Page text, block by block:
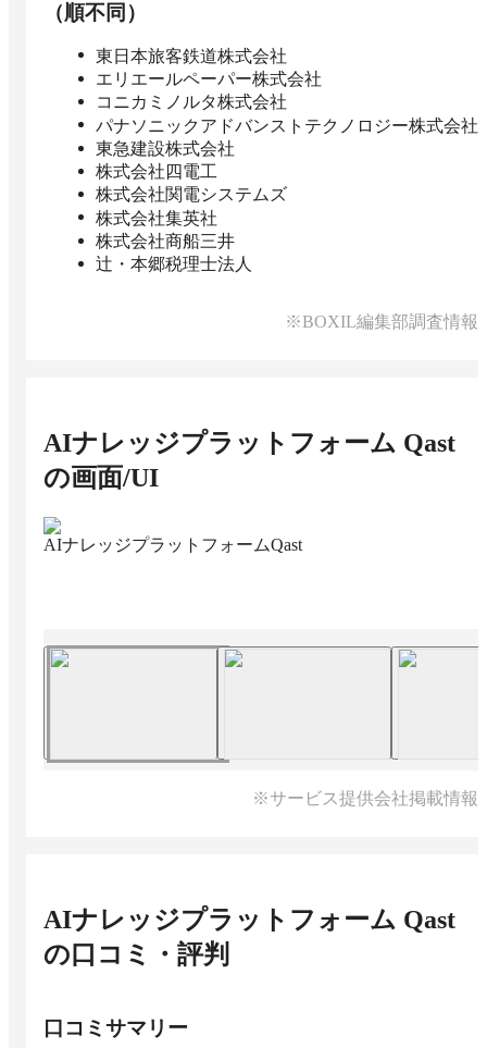
（順不同）
東日本旅客鉄道株式会社
エリエールペーパー株式会社
コニカミノルタ株式会社
パナソニックアドバンストテクノロジー株式会社
東急建設株式会社
株式会社四電工
株式会社関電システムズ
株式会社集英社
株式会社商船三井
辻・本郷税理士法人
※BOXIL編集部調査情報
AIナレッジプラットフォーム Qast
の画面/UI
AIナレッジプラットフォームQast
※サービス提供会社掲載情報
AIナレッジプラットフォーム Qast
の口コミ・評判
口コミサマリー